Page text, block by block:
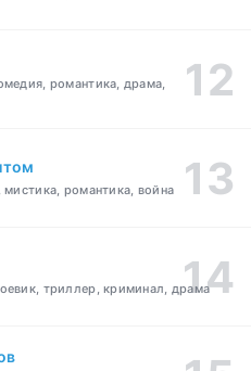
романтика, драма,
романтика, война
триллер, криминал, драма